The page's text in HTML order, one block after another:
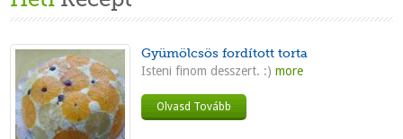
Gyümölcsös fordított torta
Isteni finom desszert. :) more
Olvasd Tovább